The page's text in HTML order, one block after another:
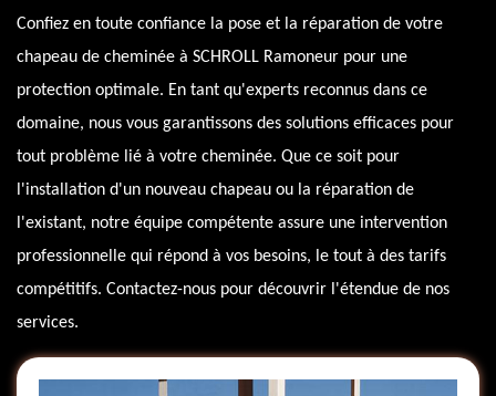
Confiez en toute confiance la pose et la réparation de votre
chapeau de cheminée à SCHROLL Ramoneur pour une
protection optimale. En tant qu'experts reconnus dans ce
domaine, nous vous garantissons des solutions efficaces pour
tout problème lié à votre cheminée. Que ce soit pour
l'installation d'un nouveau chapeau ou la réparation de
l'existant, notre équipe compétente assure une intervention
professionnelle qui répond à vos besoins, le tout à des tarifs
compétitifs. Contactez-nous pour découvrir l'étendue de nos
services.